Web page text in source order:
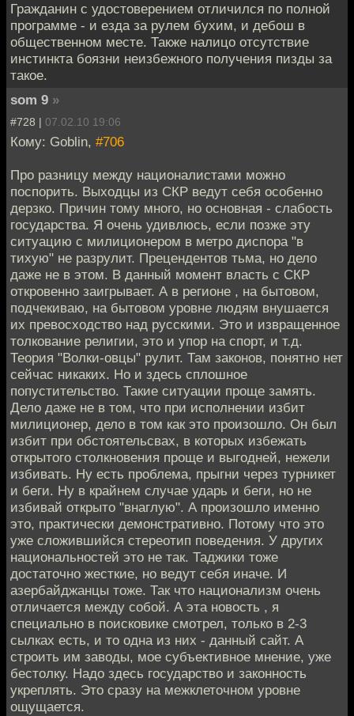
Гражданин с удостоверением отличился по полной
программе - и езда за рулем бухим, и дебош в
общественном месте. Также налицо отсутствие
инстинкта боязни неизбежного получения пизды за
такое.
som 9 »
#728 | 07.02.10 19:06
Кому: Goblin, #706
Про разницу между националистами можно
поспорить. Выходцы из СКР ведут себя особенно
дерзко. Причин тому много, но основная - слабость
государства. Я очень удивлюсь, если позже эту
ситуацию с милиционером в метро диспора "в
тихую" не разрулит. Прецендентов тьма, но дело
даже не в этом. В данный момент власть с СКР
откровенно заигрывает. А в регионе , на бытовом,
подчекиваю, на бытовом уровне людям внушается
их превосходство над русскими. Это и извращенное
толкование религии, это и упор на спорт, и т.д.
Теория "Волки-овцы" рулит. Там законов, понятно нет
сейчас никаких. Но и здесь сплошное
попустительство. Такие ситуации проще замять.
Дело даже не в том, что при исполнении избит
милиционер, дело в том как это произошло. Он был
избит при обстоятельсвах, в которых избежать
открытого столкновения проще и выгодней, нежели
избивать. Ну есть проблема, прыгни через турникет
и беги. Ну в крайнем случае ударь и беги, но не
избивай открыто "внаглую". А произошло именно
это, практически демонстративно. Потому что это
уже сложившийся стереотип поведения. У других
национальностей это не так. Таджики тоже
достаточно жесткие, но ведут себя иначе. И
азербайджанцы тоже. Так что национализм очень
отличается между собой. А эта новость , я
специально в поисковике смотрел, только в 2-3
сылках есть, и то одна из них - данный сайт. А
строить им заводы, мое субъективное мнение, уже
бестолку. Надо здесь государство и законность
укреплять. Это сразу на межклеточном уровне
ощущается.